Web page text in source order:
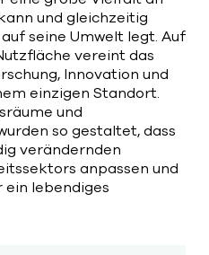
und gleichzeitig
seine Umwelt legt. Auf
vereint das
Innovation und
einzigen Standort.
und
so gestaltet, dass
verändernden
anpassen und
ein lebendiges